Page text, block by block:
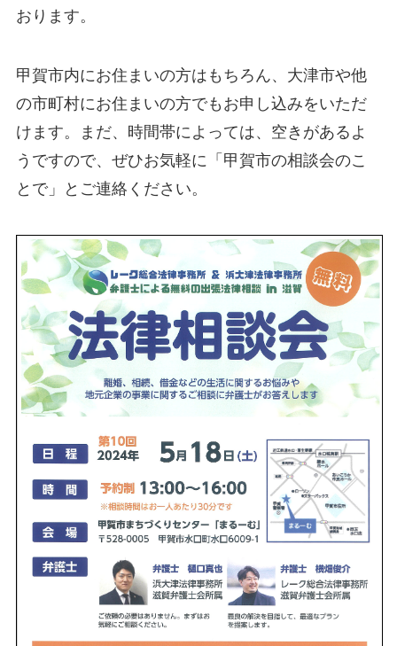
おります。
甲賀市内にお住まいの方はもちろん、大津市や他
の市町村にお住まいの方でもお申し込みをいただ
けます。まだ、時間帯によっては、空きがあるよ
うですので、ぜひお気軽に「甲賀市の相談会のこ
とで」とご連絡ください。